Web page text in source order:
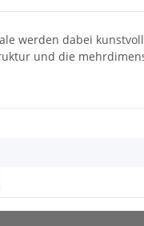
werden dabei
und die